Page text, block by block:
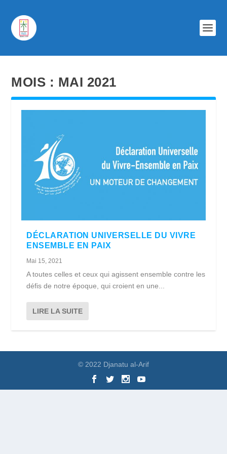
MOIS : MAI 2021
DÉCLARATION UNIVERSELLE DU VIVRE
ENSEMBLE EN PAIX
Mai 15, 2021
A toutes celles et ceux qui agissent ensemble contre les
défis de notre époque, qui croient en une...
LIRE LA SUITE
© 2022 Djanatu al-Arif